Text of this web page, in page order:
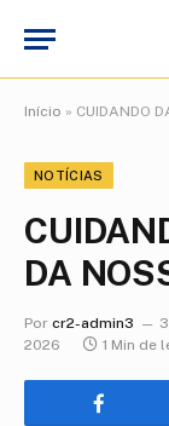
Início » CUIDANDO
NOTÍCIAS
DA
Por cr2-admin3
2026
1 Min de